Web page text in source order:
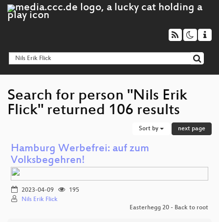
Search for person "Nils Erik
Flick" returned 106 results
Sort by next page
Hamburg Werbefrei: auf zum
Volksbegehren!
2023-04-09
195
Nils Erik Flick
Easterhegg 20 - Back to root